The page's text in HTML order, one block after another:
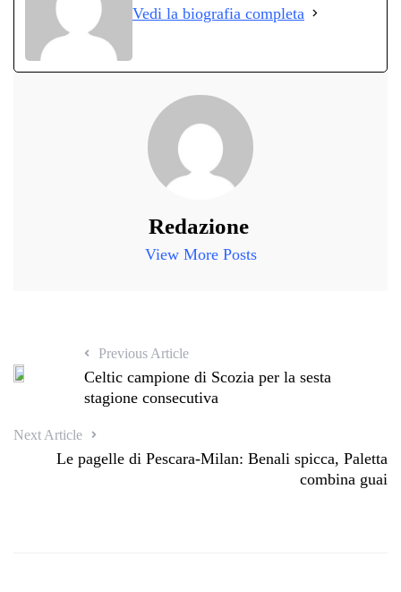
pp m
di
Vedi la biografia completa
Redazione
View More Posts
Previous Article
Celtic campione di Scozia per la sesta
stagione consecutiva
Next Article
Le pagelle di Pescara-Milan: Benali spicca, Paletta
combina guai